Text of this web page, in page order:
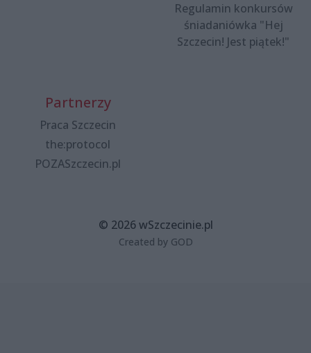
Regulamin konkursów
śniadaniówka "Hej
Szczecin! Jest piątek!"
Partnerzy
Praca Szczecin
the:protocol
POZASzczecin.pl
© 2026 wSzczecinie.pl
Created by GOD